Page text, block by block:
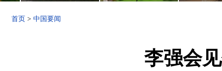
首页 > 中国要闻
李强会